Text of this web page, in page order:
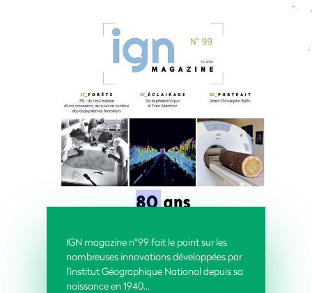
IGN magazine n°99 fait le point sur les
nombreuses innovations développées par
l’institut Géographique National depuis sa
naissance en 1940...